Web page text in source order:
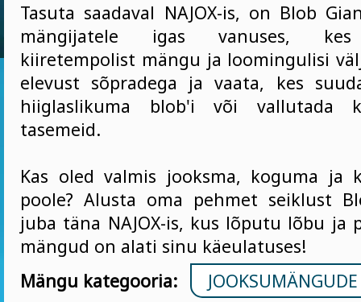
Tasuta saadaval NAJOX-is, on Blob
mängijatele igas vanuses, kes
kiiretempolist mängu ja loomingulisi
elevust sõpradega ja vaata, kes
hiiglaslikuma blob'i või vallutada
tasemeid.
Kas oled valmis jooksma, koguma ja
poole? Alusta oma pehmet seiklust
juba täna NAJOX-is, kus lõputu lõbu ja
mängud on alati sinu käeulatuses!
Mängu kategooria: